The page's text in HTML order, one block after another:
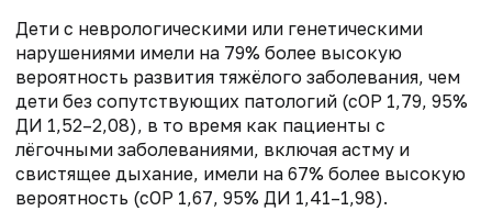
Дети с неврологическими или генетическими
нарушениями имели на 79% более высокую
вероятность развития тяжёлого заболевания, чем
дети без сопутствующих патологий (сОР 1,79, 95%
ДИ 1,52–2,08), в то время как пациенты с
лёгочными заболеваниями, включая астму и
свистящее дыхание, имели на 67% более высокую
вероятность (сОР 1,67, 95% ДИ 1,41–1,98).